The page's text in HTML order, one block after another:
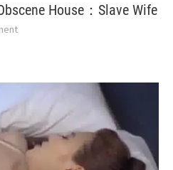
House：Slave Wife